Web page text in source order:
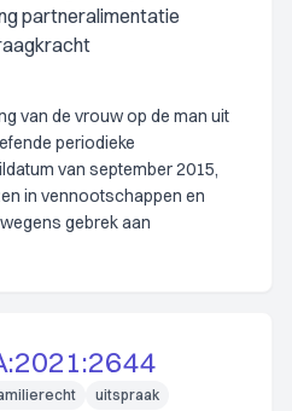
partneralimentatie
van de vrouw op de man uit
periodieke
van september 2015,
in vennootschappen en
gebrek aan
uitspraak